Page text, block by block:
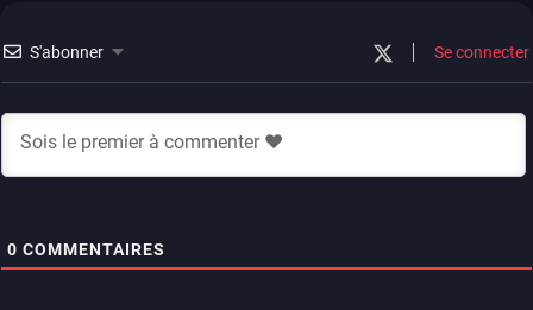
S'abonner Se connecter
0 COMMENTAIRES